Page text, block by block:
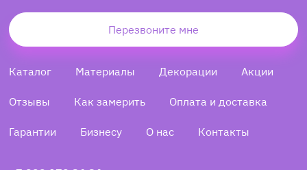
Перезвоните мне
Каталог Материалы Декорации Акции
Отзывы Как замерить Оплата и доставка
Гарантии Бизнесу О нас Контакты